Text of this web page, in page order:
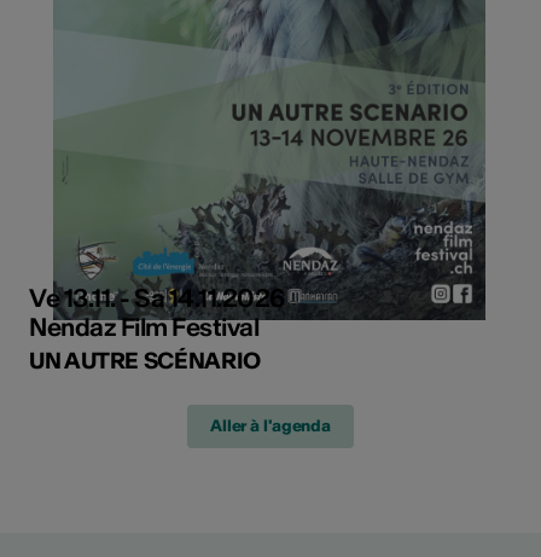
Ve 13.11. - Sa 14.11.2026
Nendaz Film Festival
UN AUTRE SCÉNARIO
Aller à l'agenda